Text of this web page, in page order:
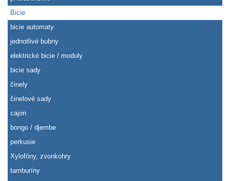
Bicie
bicie automaty
jednotlivé bubny
elektrické bicie / moduly
bicie sady
činely
činelové sady
cajon
bongo / djembe
perkusie
Xylofóny, zvonkohry
tamburíny